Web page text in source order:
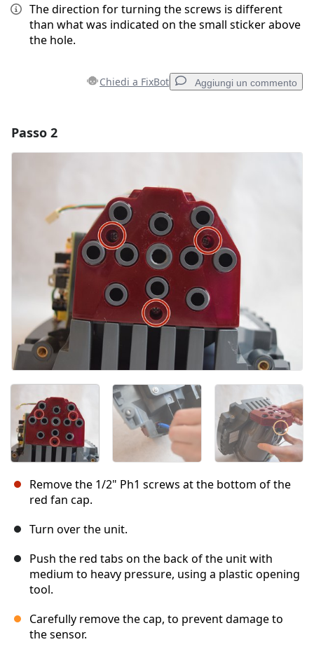
The direction for turning the screws is different
than what was indicated on the small sticker above
the hole.
Chiedi a FixBot Aggiungi un commento
Annulla Pubblica commento
Passo 2
Remove the 1/2" Ph1 screws at the bottom of the
red fan cap.
Turn over the unit.
Push the red tabs on the back of the unit with
medium to heavy pressure, using a plastic opening
tool.
Carefully remove the cap, to prevent damage to
the sensor.